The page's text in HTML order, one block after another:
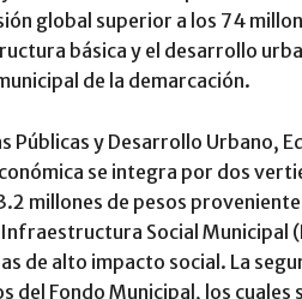
global superior a los 74
básica y el desarrollo
de la demarcación.
Públicas y Desarrollo Urbano,
se integra por dos
millones de pesos
Social Municipal
de alto impacto social. La
del Fondo Municipal, los cuales